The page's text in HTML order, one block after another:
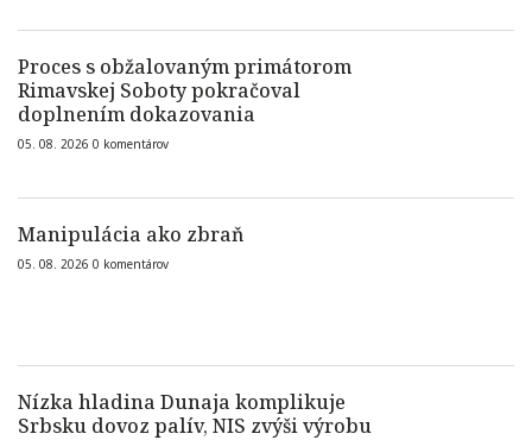
Proces s obžalovaným primátorom
Rimavskej Soboty pokračoval
doplnením dokazovania
05. 08. 2026 0 komentárov
Manipulácia ako zbraň
05. 08. 2026 0 komentárov
Nízka hladina Dunaja komplikuje
Srbsku dovoz palív, NIS zvýši výrobu